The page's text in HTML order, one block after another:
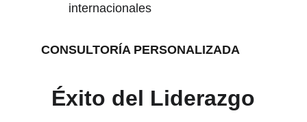
internacionales
CONSULTORÍA PERSONALIZADA
Éxito del Liderazgo